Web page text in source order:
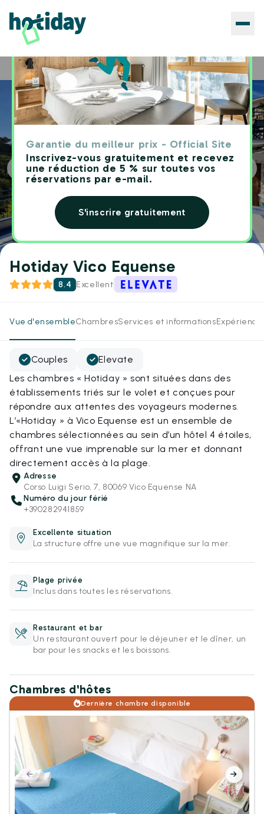
Garantie du meilleur prix - Official Site
Inscrivez-vous gratuitement et recevez
une réduction de 5 % sur toutes vos
réservations par e-mail.
S'inscrire gratuitement
Home Hôtels Hotiday Vico Equense
Hotiday Vico Equense
8.4 Excellent
Vue d'ensembleChambresServices et informations
Couples
Elevate
Les chambres « Hotiday » sont situées dans des
établissements triés sur le volet et conçues pour
répondre aux attentes des voyageurs modernes.
L’«Hotiday » à Vico Equense est un ensemble de
chambres sélectionnées au sein d’un hôtel 4 étoiles,
offrant une vue imprenable sur la mer et donnant
directement accès à la plage.
Adresse
Corso Luigi Serio, 7, 80069 Vico Equense NA
Numéro du jour férié
+390282941859
Excellente situation
La structure offre une vue magnifique sur la mer.
Plage privée
Inclus dans toutes les réservations.
Restaurant et bar
Un restaurant ouvert pour le déjeuner et le dîner, un
bar pour les snacks et les boissons.
Chambres d'hôtes
Dernière chambre disponible